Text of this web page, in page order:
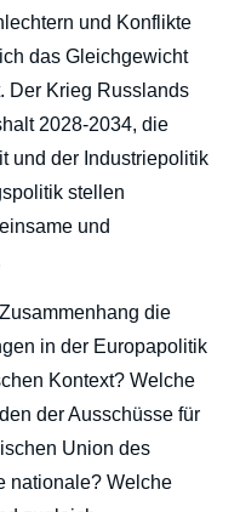
und Konflikte
das Gleichgewicht
Der Krieg Russlands
2028-2034, die
und der Industriepolitik
stellen
und
die
in der Europapolitik
Kontext? Welche
der Ausschüsse für
Union des
nationale? Welche